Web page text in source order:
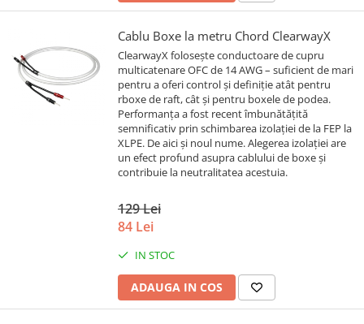
Cablu Boxe la metru Chord ClearwayX
ClearwayX folosește conductoare de cupru
multicatenare OFC de 14 AWG – suficient de mari
pentru a oferi control și definiție atât pentru
rboxe de raft, cât și pentru boxele de podea.
Performanța a fost recent îmbunătățită
semnificativ prin schimbarea izolației de la FEP la
XLPE. De aici și noul nume. Alegerea izolației are
un efect profund asupra cablului de boxe și
contribuie la neutralitatea acestuia.
129 Lei
84 Lei
IN STOC
ADAUGA IN COS